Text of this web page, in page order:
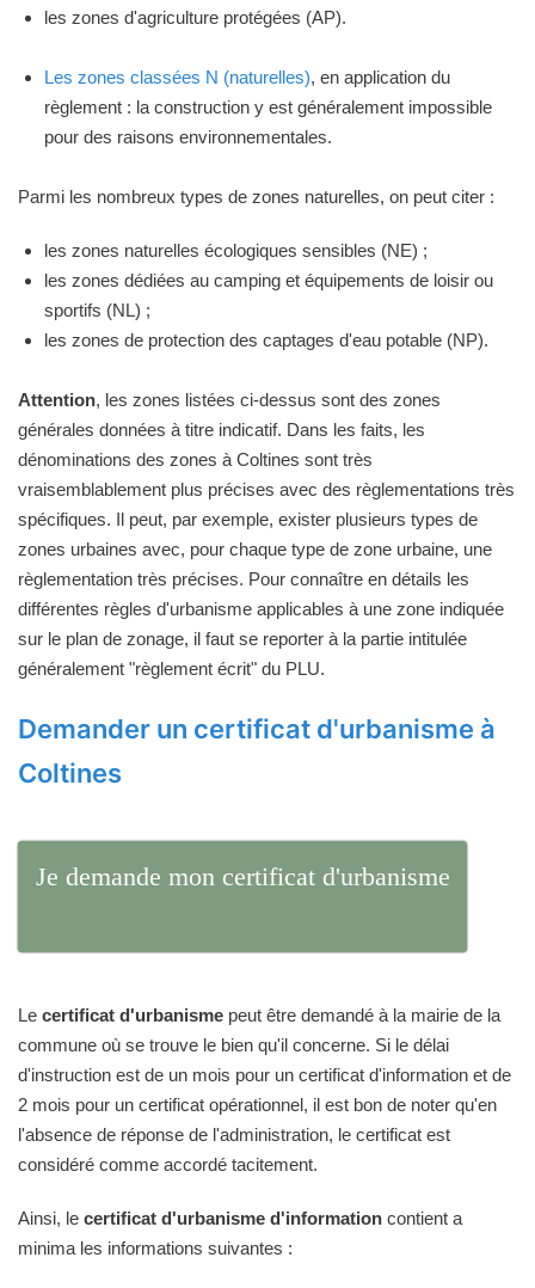
les zones d'agriculture protégées (AP).
Les zones classées N (naturelles), en application du
règlement : la construction y est généralement impossible
pour des raisons environnementales.
Parmi les nombreux types de zones naturelles, on peut citer :
les zones naturelles écologiques sensibles (NE) ;
les zones dédiées au camping et équipements de loisir ou
sportifs (NL) ;
les zones de protection des captages d'eau potable (NP).
Attention, les zones listées ci-dessus sont des zones
générales données à titre indicatif. Dans les faits, les
dénominations des zones à Coltines sont très
vraisemblablement plus précises avec des règlementations très
spécifiques. Il peut, par exemple, exister plusieurs types de
zones urbaines avec, pour chaque type de zone urbaine, une
règlementation très précises. Pour connaître en détails les
différentes règles d'urbanisme applicables à une zone indiquée
sur le plan de zonage, il faut se reporter à la partie intitulée
généralement "règlement écrit" du PLU.
Demander un certificat d'urbanisme à
Coltines
Je demande mon certificat d'urbanisme
Le certificat d'urbanisme peut être demandé à la mairie de la
commune où se trouve le bien qu'il concerne. Si le délai
d'instruction est de un mois pour un certificat d'information et de
2 mois pour un certificat opérationnel, il est bon de noter qu'en
l'absence de réponse de l'administration, le certificat est
considéré comme accordé tacitement.
Ainsi, le certificat d'urbanisme d'information contient a
minima les informations suivantes :